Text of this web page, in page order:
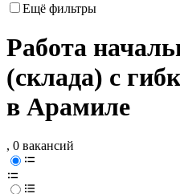
Ещё фильтры
Работа
(склада) с
в Арамиле
, 0 вакансий